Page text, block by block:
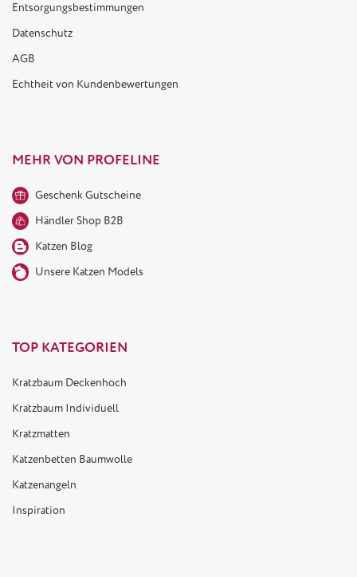
Entsorgungsbestimmungen
Datenschutz
AGB
Echtheit von Kundenbewertungen
MEHR VON PROFELINE
Geschenk Gutscheine
Händler Shop B2B
Katzen Blog
Unsere Katzen Models
TOP KATEGORIEN
Kratzbaum Deckenhoch
Kratzbaum Individuell
Kratzmatten
Katzenbetten Baumwolle
Katzenangeln
Inspiration